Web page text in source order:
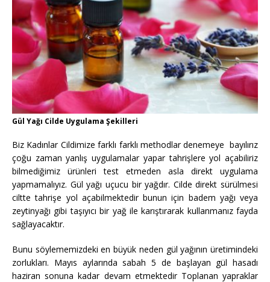
Gül Yağı Cilde Uygulama Şekilleri
Biz Kadınlar Cildimize farklı farklı methodlar denemeye bayılırız
çoğu zaman yanlış uygulamalar yapar tahrişlere yol açabiliriz
bilmediğimiz ürünleri test etmeden asla direkt uygulama
yapmamalıyız. Gül yağı uçucu bir yağdır. Cilde direkt sürülmesi
ciltte tahrişe yol açabilmektedir bunun için badem yağı veya
zeytinyağı gibi taşıyıcı bir yağ ile karıştırarak kullanmanız fayda
sağlayacaktır.
Bunu söylememizdeki en büyük neden gül yağının üretimindeki
zorlukları. Mayıs aylarında sabah 5 de başlayan gül hasadı
haziran sonuna kadar devam etmektedir Toplanan yapraklar